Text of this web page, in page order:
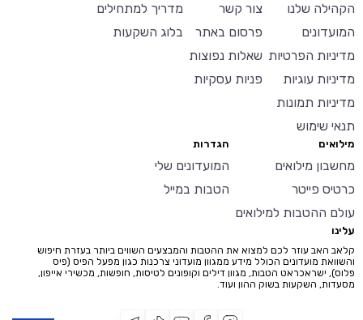
הקהילה שלנו
המועדונים
מדיניות הפרטיות
מדיניות עוגיות
מדיניות תמונות
תנאי שימוש
צור קשר
פרסום באתר
שאלות נפוצות
פניות עסקיות
מדריך למתחילים
בלוג השקעות
מילואים
מחשבון מילואים
כרטיס פייטר
עולם ההטבות למילואים
הגדרות
המועדונים שלי
הטבות במייל
עלינו
קלאב האב עוזר לכם למצוא את ההטבות והמבצעים השווים ביותר בעזרת חיפוש
והשוואת מועדונים הכולל מידע ממגוון מועדוני צרכנות כגון מפעל הפיס (פיס
פלוס), ישראכראט הטבות, מגוון דילים וקופונים לטיסות, חופשות, מכשירי אייפון,
מסעדות, השקעות בשוק ההון ועוד.